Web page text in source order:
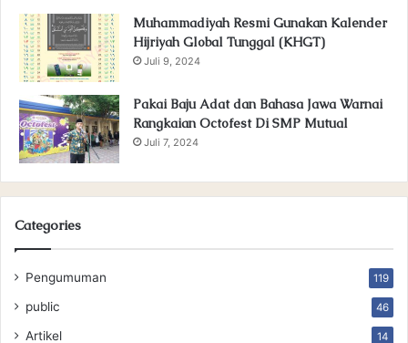
Muhammadiyah Resmi Gunakan Kalender
Hijriyah Global Tunggal (KHGT)
Juli 9, 2024
Pakai Baju Adat dan Bahasa Jawa Warnai
Rangkaian Octofest Di SMP Mutual
Juli 7, 2024
Categories
Pengumuman 119
public 46
Artikel 14